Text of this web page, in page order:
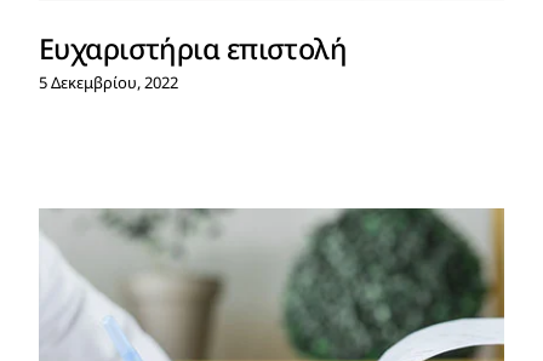
Ευχαριστήρια επιστολή
5 Δεκεμβρίου, 2022